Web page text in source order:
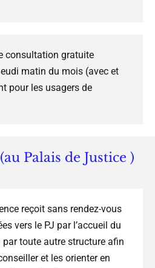
consultation gratuite
matin du mois (avec et
pour les usagers de
Palais de Justice )
reçoit sans rendez-vous
vers le PJ par l’accueil du
toute autre structure afin
et les orienter en